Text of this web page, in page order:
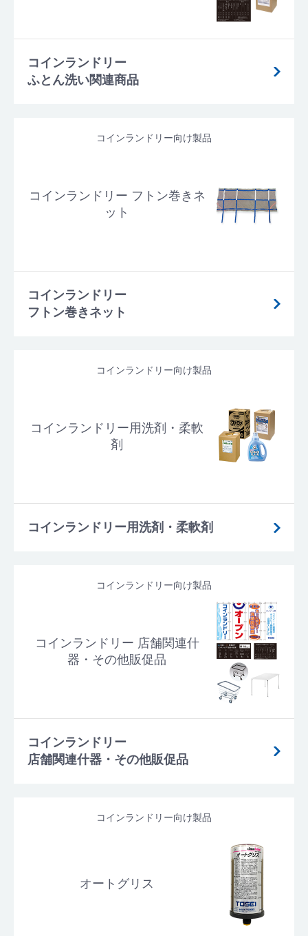
コインランドリー
ふとん洗い関連商品
コインランドリー向け製品
コインランドリー フトン巻きネ
ット
コインランドリー
フトン巻きネット
コインランドリー向け製品
コインランドリー用洗剤・柔軟
剤
コインランドリー用洗剤・柔軟剤
コインランドリー向け製品
コインランドリー 店舗関連什
器・その他販促品
コインランドリー
店舗関連什器・その他販促品
コインランドリー向け製品
オートグリス